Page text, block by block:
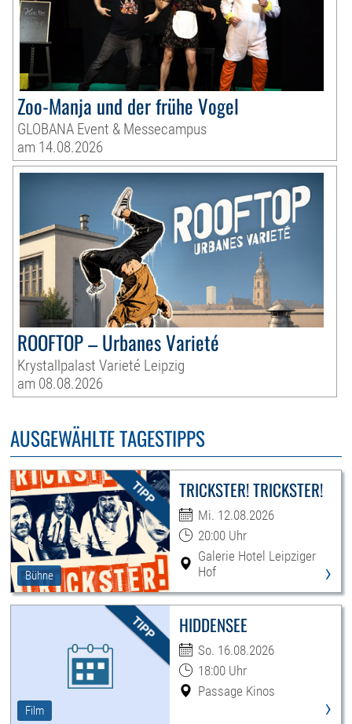
Zoo-Manja und der frühe Vogel
GLOBANA Event & Messecampus
am 14.08.2026
ROOFTOP – Urbanes Varieté
Krystallpalast Varieté Leipzig
am 08.08.2026
AUSGEWÄHLTE TAGESTIPPS
Bühne
TRICKSTER! TRICKSTER!
Mi. 12.08.2026
20:00 Uhr
Galerie Hotel Leipziger
Hof
›
Film
HIDDENSEE
So. 16.08.2026
18:00 Uhr
Passage Kinos
›